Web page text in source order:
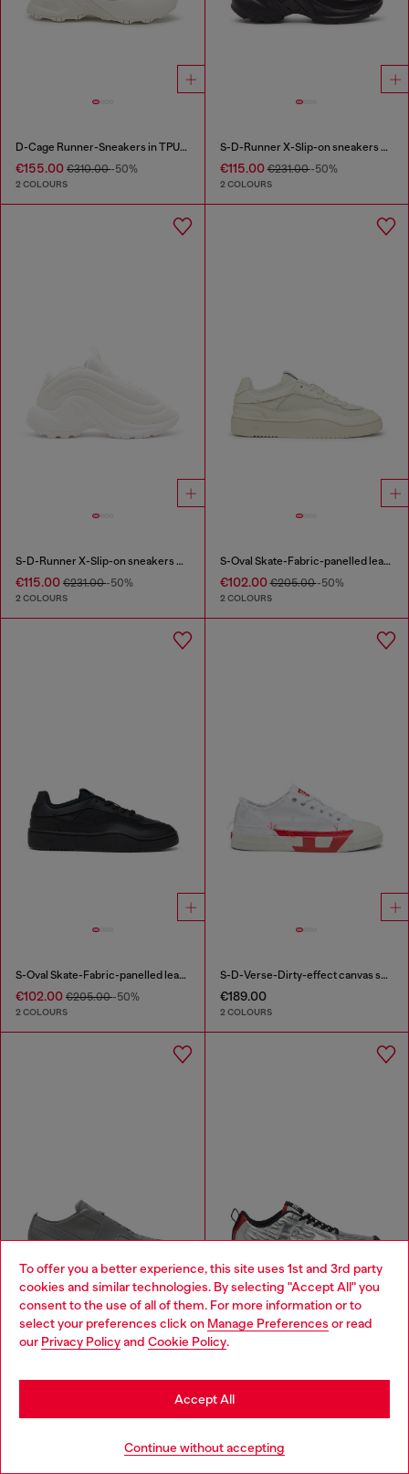
To offer you a better experience, this site uses 1st and 3rd party
cookies and similar technologies. By selecting "Accept All" you
consent to the use of all of them. For more information or to
select your preferences click on Manage Preferences or read
our Privacy Policyand Cookie Policy.
Continue without accepting
Accept All
D-Cage Runner-Sneakers in TPU-trimmed ripstop
€155.00 €310.00-50%
2 COLOURS
S-D-Runner X-Slip-on sneakers with matte Oval D instep
€115.00€231.00-50%
2 COLOURS
S-D-Runner X-Slip-on sneakers with matte Oval D instep
€115.00 €231.00-50%
2 COLOURS
S-Oval Skate-Fabric-panelled leather sneakers
€102.00€205.00-50%
2 COLOURS
S-Oval Skate-Fabric-panelled leather sneakers
€102.00 €205.00-50%
2 COLOURS
S-D-Verse-Dirty-effect canvas sneakers
€189.00
2 COLOURS
Choose your location
You are currently browsing Hungary website, but it seems you
may be based in United States